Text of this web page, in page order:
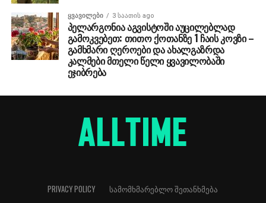
ᲧᲕᲐᲕᲘᲚᲔᲑᲘ 3 საათის ago
პელარგონია აგვისტოში აუცილებლად
გამოკვებეთ: თითო ქოთანზე 1 ჩაის კოვზი –
გამხმარი ღეროები და ახალგაზრდა
კალმები მთელი წელი ყვავილობაში
ეჯიბრება
PRIVACY POLICY ᲡᲐᲛᲝᲛᲮᲛᲐᲠᲔᲑᲚᲝ ᲨᲔᲗᲐᲜᲮᲛᲔᲑᲐ